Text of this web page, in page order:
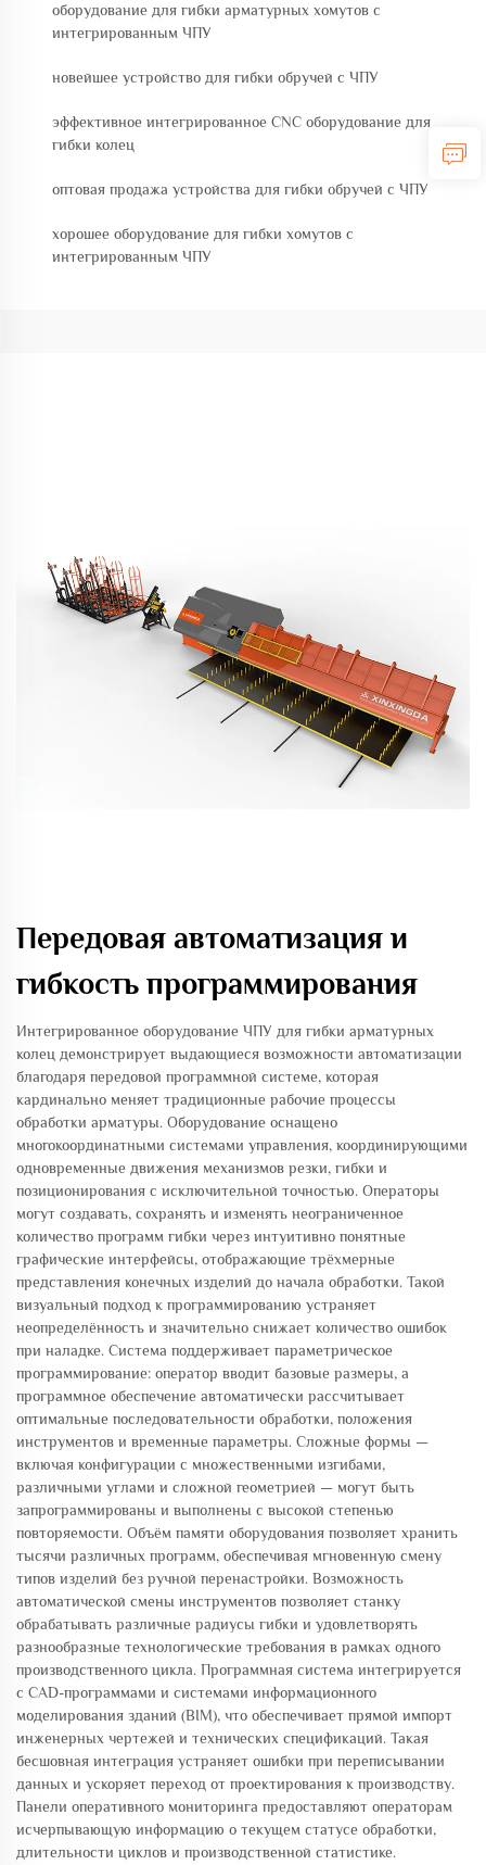
оборудование для гибки арматурных хомутов с
интегрированным ЧПУ
новейшее устройство для гибки обручей с ЧПУ
эффективное интегрированное CNC оборудование для
гибки колец
оптовая продажа устройства для гибки обручей с ЧПУ
хорошее оборудование для гибки хомутов с
интегрированным ЧПУ
Передовая автоматизация и
гибкость программирования
Интегрированное оборудование ЧПУ для гибки арматурных
колец демонстрирует выдающиеся возможности автоматизации
благодаря передовой программной системе, которая
кардинально меняет традиционные рабочие процессы
обработки арматуры. Оборудование оснащено
многокоординатными системами управления, координирующими
одновременные движения механизмов резки, гибки и
позиционирования с исключительной точностью. Операторы
могут создавать, сохранять и изменять неограниченное
количество программ гибки через интуитивно понятные
графические интерфейсы, отображающие трёхмерные
представления конечных изделий до начала обработки. Такой
визуальный подход к программированию устраняет
неопределённость и значительно снижает количество ошибок
при наладке. Система поддерживает параметрическое
программирование: оператор вводит базовые размеры, а
программное обеспечение автоматически рассчитывает
оптимальные последовательности обработки, положения
инструментов и временные параметры. Сложные формы —
включая конфигурации с множественными изгибами,
различными углами и сложной геометрией — могут быть
запрограммированы и выполнены с высокой степенью
повторяемости. Объём памяти оборудования позволяет хранить
тысячи различных программ, обеспечивая мгновенную смену
типов изделий без ручной перенастройки. Возможность
автоматической смены инструментов позволяет станку
обрабатывать различные радиусы гибки и удовлетворять
разнообразные технологические требования в рамках одного
производственного цикла. Программная система интегрируется
с CAD-программами и системами информационного
моделирования зданий (BIM), что обеспечивает прямой импорт
инженерных чертежей и технических спецификаций. Такая
бесшовная интеграция устраняет ошибки при переписывании
данных и ускоряет переход от проектирования к производству.
Панели оперативного мониторинга предоставляют операторам
исчерпывающую информацию о текущем статусе обработки,
длительности циклов и производственной статистике.